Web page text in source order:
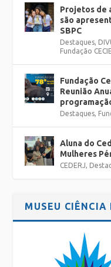
Projetos de
são
SBPC
Destaques,
Fundação
Fundação
Reunião
Destaques,
Aluna do
Mulheres
CEDERJ,
MUSEU CIÊNCIA